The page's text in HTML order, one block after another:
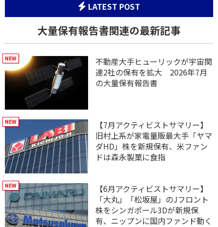
LATEST POST
大量保有報告書関連の最新記事
不動産大手ヒューリックが宇宙関
連2社の保有を拡大 2026年7月
の大量保有報告書
【7月アクティビストサマリー】
旧村上系が家電量販最大手「ヤマ
ダHD」株を新規保有、米ファン
ドは森永製菓に食指
【6月アクティビストサマリー】
「大丸」「松坂屋」のJフロント
株をシンガポール3Dが新規保
有、ニップンに国内ファンド動く